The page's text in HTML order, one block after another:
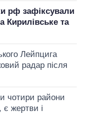
рф зафіксували
Кирилівське та
Лейпцига
радар після
чотири райони
жертви і